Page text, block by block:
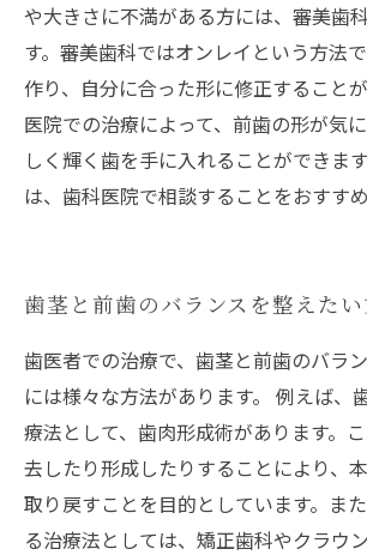
や大きさに不満がある方には、審美歯
す。審美歯科ではオンレイという方法
作り、自分に合った形に修正すること
医院での治療によって、前歯の形が気
しく輝く歯を手に入れることができま
は、歯科医院で相談することをおすすめ
歯茎と前歯のバランスを整えた
歯医者での治療で、歯茎と前歯のバラ
には様々な方法があります。 例えば、
療法として、歯肉形成術があります。
去したり形成したりすることにより、
取り戻すことを目的としています。ま
る治療法としては、矯正歯科やクラウ